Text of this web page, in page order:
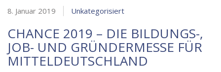
8. Januar 2019 Unkategorisiert
CHANCE 2019 – DIE BILDUNGS-,
JOB- UND GRÜNDERMESSE FÜR
MITTELDEUTSCHLAND